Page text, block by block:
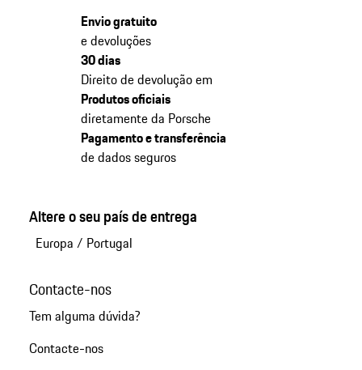
Envio gratuito
e devoluções
30 dias
Direito de devolução em
Produtos oficiais
diretamente da Porsche
Pagamento e transferência
de dados seguros
Altere o seu país de entrega
Europa / Portugal
Contacte-nos
Tem alguma dúvida?
Contacte-nos